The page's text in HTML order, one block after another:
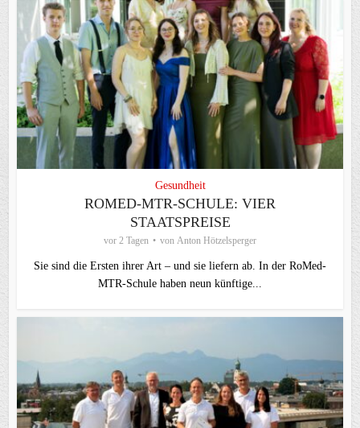
Gesundheit
ROMED-MTR-SCHULE: VIER
STAATSPREISE
vor 2 Tagen von Anton Hötzelsperger
Sie sind die Ersten ihrer Art – und sie liefern ab. In der RoMed-
MTR-Schule haben neun künftige...